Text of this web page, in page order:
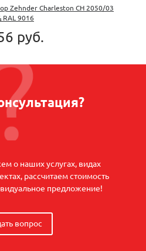
Zehnder Charleston CH 2050/03
RAL 9016
руб.
о наших услугах, видах
рассчитаем стоимость
предложение!
вопрос